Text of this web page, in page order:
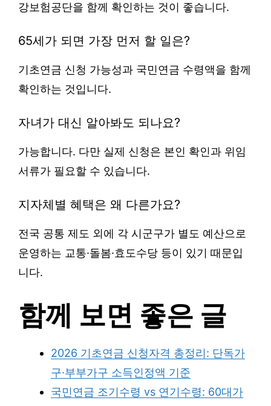
강보험공단을 함께 확인하는 것이 좋습니다.
65세가 되면 가장 먼저 할 일은?
기초연금 신청 가능성과 국민연금 수령액을 함께
확인하는 것입니다.
자녀가 대신 알아봐도 되나요?
가능합니다. 다만 실제 신청은 본인 확인과 위임
서류가 필요할 수 있습니다.
지자체별 혜택은 왜 다른가요?
전국 공통 제도 외에 각 시군구가 별도 예산으로
운영하는 교통·돌봄·효도수당 등이 있기 때문입
니다.
함께 보면 좋은 글
2026 기초연금 신청자격 총정리: 단독가
구·부부가구 소득인정액 기준
국민연금 조기수령 vs 연기수령: 60대가